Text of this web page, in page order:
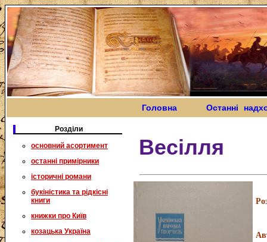
Головна Останні
Розділи
основний асортимент
останні примірники
історичні романи
букіністика та рідкісні
книги
книжки про Київ
козацька Україна
Весілля